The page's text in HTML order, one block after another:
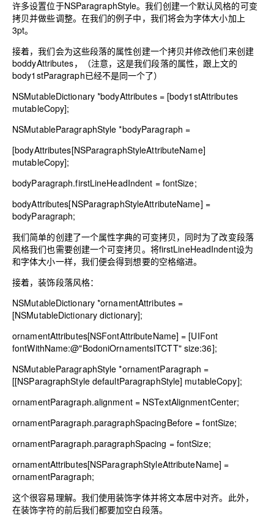
许多设置位于NSParagraphStyle。我们创建一个默认风格的可变
拷贝并做些调整。在我们的例子中，我们将会为字体大小加上
3pt。
接着，我们会为这些段落的属性创建一个拷贝并修改他们来创建
boddyAttributes，（注意，这是我们段落的属性，跟上文的
body1stParagraph已经不是同一个了）
NSMutableDictionary *bodyAttributes =[body1stAttributes
mutableCopy];
NSMutableParagraphStyle *bodyParagraph =
[bodyAttributes[NSParagraphStyleAttributeName]
mutableCopy];
bodyParagraph.firstLineHeadIndent =fontSize;
bodyAttributes[NSParagraphStyleAttributeName] =
bodyParagraph;
我们简单的创建了一个属性字典的可变拷贝，同时为了改变段落
风格我们也需要创建一个可变拷贝。将firstLineHeadIndent设为
和字体大小一样，我们便会得到想要的空格缩进。
接着，装饰段落风格：
NSMutableDictionary *ornamentAttributes =
[NSMutableDictionarydictionary];
ornamentAttributes[NSFontAttributeName] = [UIFont
fontWithName:@"BodoniOrnamentsITCTT"size:36];
NSMutableParagraphStyle *ornamentParagraph =
[[NSParagraphStyle defaultParagraphStyle] mutableCopy];
ornamentParagraph.alignment = NSTextAlignmentCenter;
ornamentParagraph.paragraphSpacingBefore = fontSize;
ornamentParagraph.paragraphSpacing = fontSize;
ornamentAttributes[NSParagraphStyleAttributeName] =
ornamentParagraph;
这个很容易理解。我们使用装饰字体并将文本居中对齐。此外，
在装饰字符的前后我们都要加空白段落。